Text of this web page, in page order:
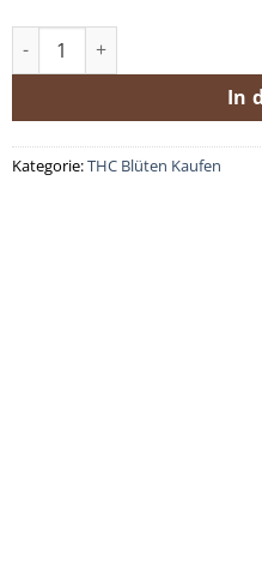
Premium-THCa-Blüte Cherry
In
Kategorie:THC Blüten Kaufen